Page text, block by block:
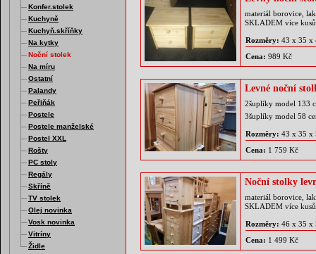
Konfer.stolek
Kuchyně
Kuchyň.skříňky
Na kytky
Noční stolek
Na míru
Ostatní
Palandy
Peřiňák
Postele
Postele manželské
Postel XXL
Rošty
PC stoly
Regály
Skříně
TV stolek
Olej novinka
Vosk novinka
Vitríny
Židle
materiál borovice,
SKLADEM více kusů
Rozměry: 43 x 35 x
Cena: 989 Kč
Levné noční
2šuplíky model 133
3šuplíky model 58
Rozměry: 43 x 35 x
Cena: 1 759 Kč
Noční stolky
materiál borovice,
SKLADEM více kusů
Rozměry: 46 x 35 x
Cena: 1 499 Kč